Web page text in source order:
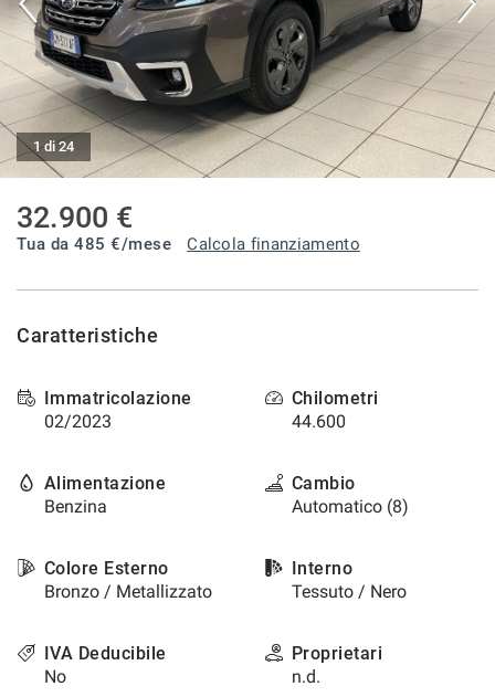
CONTATTI
BLOG
NEWS
1 di 24
32.900 €
Tua da485 €/mese Calcola finanziamento
Caratteristiche
Immatricolazione
02/2023
Chilometri
44.600
Alimentazione
Benzina
Cambio
Automatico (8)
Colore Esterno
Bronzo / Metallizzato
Interno
Tessuto / Nero
IVA Deducibile
No
Proprietari
n.d.
tracciamento
che
adottiamo
per
offrire
le
funzionalità
e
svolgere
le
attività
di
descritte.
ottenere
sull'utilità
funzionamento
di
questi
di
tracciamento
alla
cookie